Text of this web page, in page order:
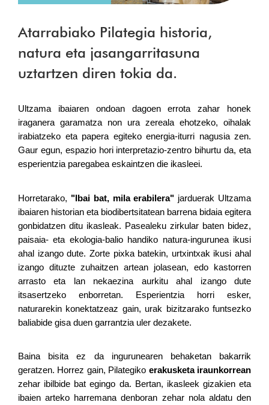
Atarrabiako Pilategia historia,
natura eta jasangarritasuna
uztartzen diren tokia da.
Ultzama ibaiaren ondoan dagoen errota zahar honek
iraganera garamatza non ura zereala ehotzeko, oihalak
irabiatzeko eta papera egiteko energia-iturri nagusia zen.
Gaur egun, espazio hori interpretazio-zentro bihurtu da, eta
esperientzia paregabea eskaintzen die ikasleei.
Horretarako, "Ibai bat, mila erabilera" jarduerak Ultzama
ibaiaren historian eta biodibertsitatean barrena bidaia egitera
gonbidatzen ditu ikasleak. Pasealeku zirkular baten bidez,
paisaia- eta ekologia-balio handiko natura-ingurunea ikusi
ahal izango dute. Zorte pixka batekin, urtxintxak ikusi ahal
izango dituzte zuhaitzen artean jolasean, edo kastorren
arrasto eta lan nekaezina aurkitu ahal izango dute
itsasertzeko enborretan. Esperientzia horri esker,
naturarekin konektatzeaz gain, urak bizitzarako funtsezko
baliabide gisa duen garrantzia uler dezakete.
Baina bisita ez da ingurunearen behaketan bakarrik
geratzen. Horrez gain, Pilategiko erakusketa iraunkorrean
zehar ibilbide bat egingo da. Bertan, ikasleek gizakien eta
ibaien arteko harremana denboran zehar nola aldatu den